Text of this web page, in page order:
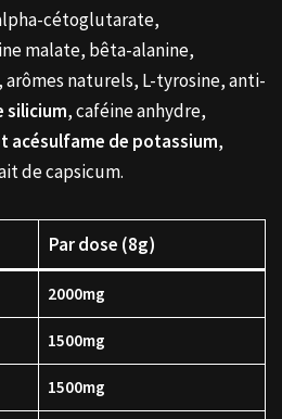
cétoglutarate,
malate, bêta-alanine,
naturels, L-tyrosine, anti-
silicium, caféine anhydre,
acésulfame de potassium,
de capsicum.
Par dose (8g)
2000mg
1500mg
1500mg